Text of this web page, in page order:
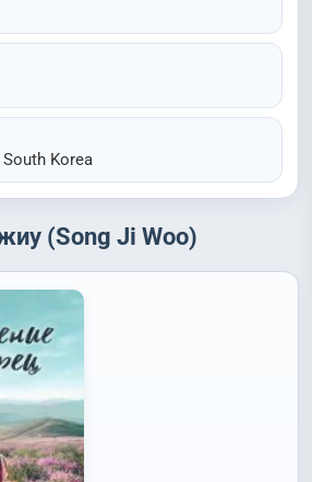
South Korea
(Song Ji Woo)